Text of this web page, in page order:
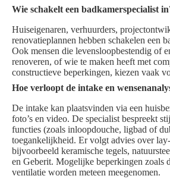
Wie schakelt een badkamerspecialist
Huiseigenaren, verhuurders,
renovatieplannen hebben schakelen een
Ook mensen die levensloopbestendig of
renoveren, of wie te maken heeft met
constructieve beperkingen, kiezen vaak
Hoe verloopt de intake en
De intake kan plaatsvinden via een
foto’s en video. De specialist bespreekt
functies (zoals inloopdouche, ligbad of
toegankelijkheid. Er volgt advies over
bijvoorbeeld keramische tegels,
en Geberit. Mogelijke beperkingen zoals
ventilatie worden meteen meegenomen.